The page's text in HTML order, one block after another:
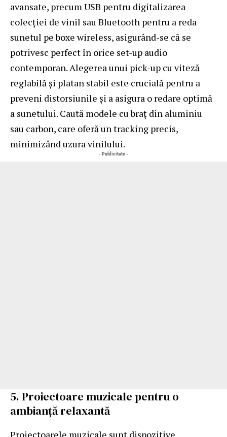
avansate, precum USB pentru digitalizarea
colecției de vinil sau Bluetooth pentru a reda
sunetul pe boxe wireless, asigurând-se că se
potrivesc perfect în orice set-up audio
contemporan. Alegerea unui pick-up cu viteză
reglabilă și platan stabil este crucială pentru a
preveni distorsiunile și a asigura o redare optimă
a sunetului. Caută modele cu braț din aluminiu
sau carbon, care oferă un tracking precis,
minimizând uzura vinilului.
- Publicitate -
5. Proiectoare muzicale pentru o
ambianță relaxantă
Proiectoarele muzicale sunt dispozitive